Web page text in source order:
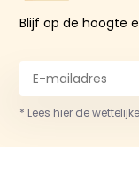
Blijf op de hoogte
* Lees hier de